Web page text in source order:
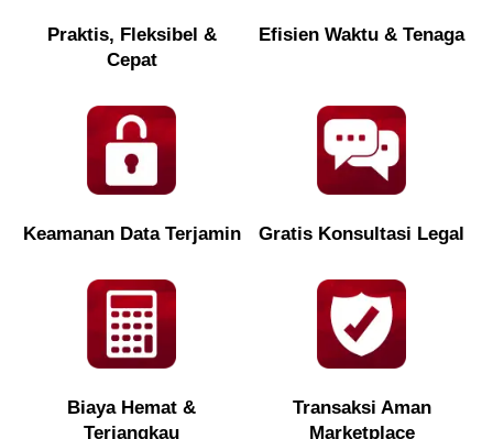
Praktis, Fleksibel &
Cepat
Efisien Waktu & Tenaga
Keamanan Data Terjamin Gratis Konsultasi Legal
Biaya Hemat &
Terjangkau
Transaksi Aman
Marketplace